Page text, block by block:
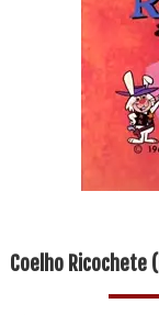
Coelho Ricochete